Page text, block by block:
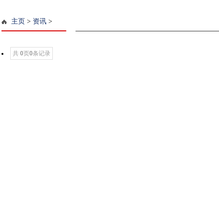
主页 > 资讯 >
共 0页0条记录